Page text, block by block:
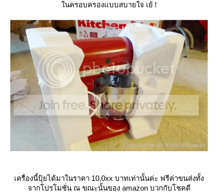
นครอบครองแบบสบายใจ เย้ !
เครื่องนี้ปุ้ยได้มาในราคา 10,0xx บาทเท่านั้นค่ะ ฟรีค่าขนส่งทั้ง
จากโปรโมชั่น ณ ขณะนั้นของ amazon บวกกับโชคดี